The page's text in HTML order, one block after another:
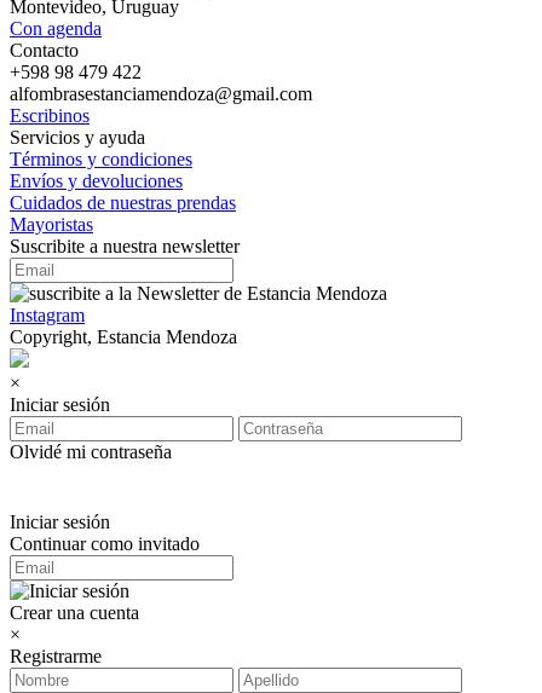
Montevideo, Uruguay
Con agenda
Contacto
+598 98 479 422
alfombrasestanciamendoza@gmail.com
Escribinos
Servicios y ayuda
Términos y condiciones
Envíos y devoluciones
Cuidados de nuestras prendas
Mayoristas
Suscribite a nuestra newsletter
Instagram
Copyright, Estancia Mendoza
×
Iniciar sesión
Olvidé mi contraseña
Iniciar sesión
Continuar como invitado
Crear una cuenta
×
Registrarme